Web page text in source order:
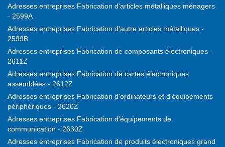
Adresses entreprises Fabrication d'articles métalliques ménagers
- 2599A
Adresses entreprises Fabrication d'autre articles métalliques -
2599B
Adresses entreprises Fabrication de composants électroniques -
2611Z
Adresses entreprises Fabrication de cartes électroniques
assemblées - 2612Z
Adresses entreprises Fabrication d'ordinateurs et d'équipements
périphériques - 2620Z
Adresses entreprises Fabrication d'équipements de
communication - 2630Z
Adresses entreprises Fabrication de produits électroniques grand